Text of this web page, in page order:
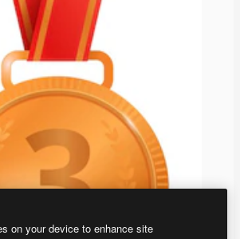
on your device to enhance site